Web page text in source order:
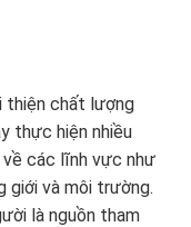
thiện chất lượng
thực hiện nhiều
về các lĩnh vực như
giới và môi trường.
là nguồn tham